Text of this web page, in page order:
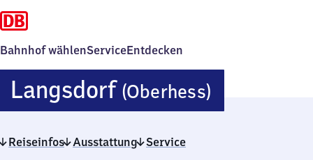
Bahnhof wählenServiceEntdecken
Langsdorf (Oberhess)
Reiseinfos Ausstattung Service